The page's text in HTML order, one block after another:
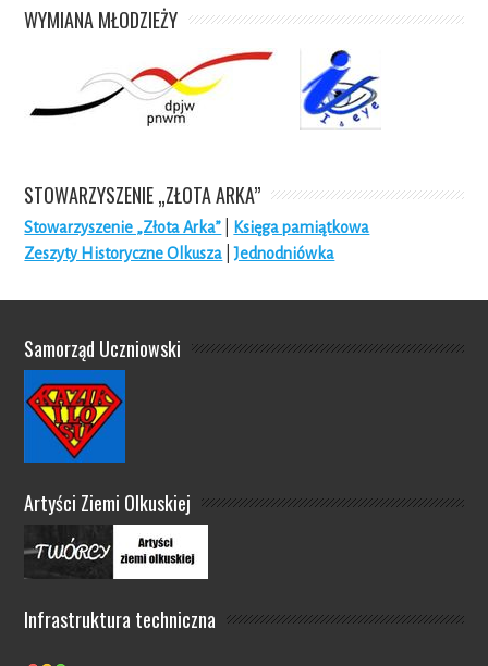
WYMIANA MŁODZIEŻY
STOWARZYSZENIE „ZŁOTA ARKA”
Stowarzyszenie „Złota Arka”
Księga pamiątkowa
Zeszyty Historyczne Olkusza |Jednodniówka
Samorząd Uczniowski
Artyści Ziemi Olkuskiej
Infrastruktura techniczna